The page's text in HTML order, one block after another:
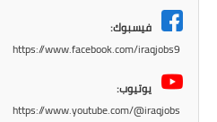
فيسبوك:
https://www.facebook.com/iraqjobs9
يوتيوب:
https://www.youtube.com/@iraqjobs